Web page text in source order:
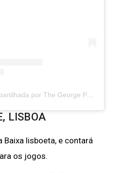
Uma publicação compartilhada por The George Pub (@the_george_lisbon)
LISBOA
Baixa lisboeta, e contará
os jogos.